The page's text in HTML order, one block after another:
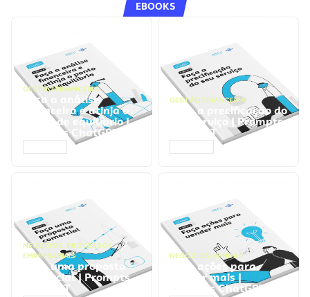
EBOOKS
GESTÃO FINANCEIRA
Faça a análise
financeira e atinja o
ponto de equilíbrio |
Prompts ChatGPT
GESTÃO FINANCEIRA
Faça a precificação do
seu serviço | Prompts
ChatGPT
NEGÓCIOS, PROCESSOS
EMPRESARIAIS
Faça uma proposta
comercial | Prompts
ChatGPT
NEGÓCIOS, VENDAS
Faça ações para
vender mais |
Prompts ChatGPT